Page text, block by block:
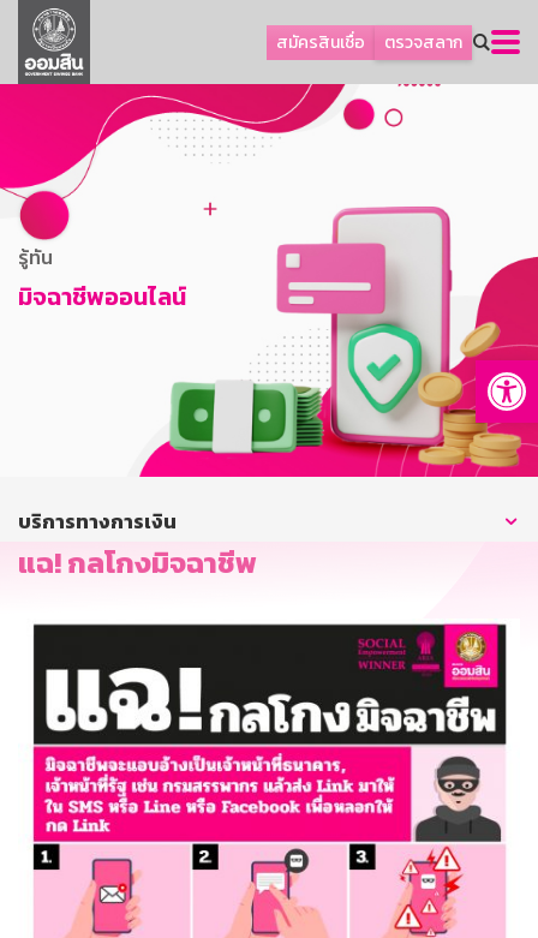
สมัครสินเชื่อ ตรวจสลาก
ลูกค้าธุรกิจ
ลูกค้าผู้ประกอบรายย่อย
โปรโมชัน
ออมเพื่อสุข
เกี่ยวกับธนาคาร
การพัฒนาที่ยั่งยืน
ข่าวสาร
บริการออนไลน์
รู้ทัน
มิจฉาชีพออนไลน์
บริการทางการเงิน
แฉ! กลโกงมิจฉาชีพ